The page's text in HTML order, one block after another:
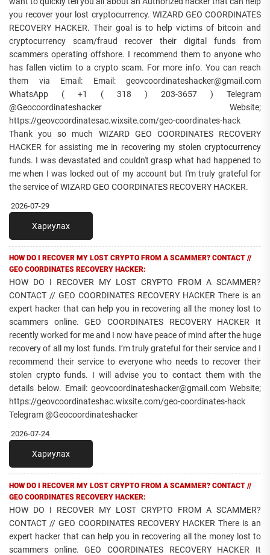
you recover your lost cryptocurrency. WIZARD GEO COORDINATES
RECOVERY HACKER. Their goal is to help victims of bitcoin and
cryptocurrency scam/fraud recover their digital funds from
scammers operating offshore. I recommend them to anyone who
has fallen victim to a crypto scam. For more info. You can reach
them via Email: Email: geovcoordinateshacker@gmail.com
WhatsApp ( +1 ( 318 ) 203-3657 ) Telegram
@Geocoordinateshacker Website;
https://geovcoordinatesac.wixsite.com/geo-coordinates-hack
Thank you so much WIZARD GEO COORDINATES RECOVERY
HACKER for assisting me in recovering my stolen cryptocurrency
funds. I was devastated and couldn't grasp what had happened to
me when I was locked out of my account but I'm truly grateful for
the service of WIZARD GEO COORDINATES RECOVERY HACKER.
2026-07-29
Хариулах
HOW DO I RECOVER MY LOST CRYPTO FROM A SCAMMER? CONTACT //
GEO COORDINATES RECOVERY HACKER:
HOW DO I RECOVER MY LOST CRYPTO FROM A SCAMMER?
CONTACT // GEO COORDINATES RECOVERY HACKER There is an
expert hacker that can help you in recovering all the money lost to
scammers online. GEO COORDINATES RECOVERY HACKER It
recently worked for me and I now have peace of mind after the huge
recovery of all my lost funds. I’m truly grateful for their service and I
recommend their service to everyone who needs to recover their
stolen crypto funds. I will advise you to contact them with the
details below. Email: geovcoordinateshacker@gmail.com Website;
https://geovcoordinateshac.wixsite.com/geo-coordinates-hack
Telegram @Geocoordinateshacker
2026-07-24
Хариулах
HOW DO I RECOVER MY LOST CRYPTO FROM A SCAMMER? CONTACT //
GEO COORDINATES RECOVERY HACKER:
HOW DO I RECOVER MY LOST CRYPTO FROM A SCAMMER?
CONTACT // GEO COORDINATES RECOVERY HACKER There is an
expert hacker that can help you in recovering all the money lost to
scammers online. GEO COORDINATES RECOVERY HACKER It